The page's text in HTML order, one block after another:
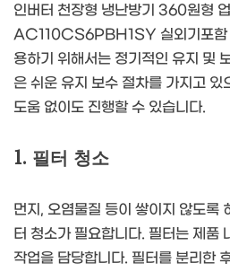
인버터 천장형 냉난방기 360원형
AC110CS6PBH1SY 실외기포함
용하기 위해서는 정기적인 유지 및
은 쉬운 유지 보수 절차를 가지고 있
도움 없이도 진행할 수 있습니다.
1. 필터 청소
먼지, 오염물질 등이 쌓이지 않도록
터 청소가 필요합니다. 필터는 제품
작업을 담당합니다. 필터를 분리한